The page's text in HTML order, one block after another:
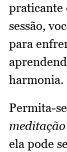
praticante
sessão,
para
harmonia.
Permita-
ela pode